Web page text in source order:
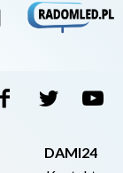
DAMI24